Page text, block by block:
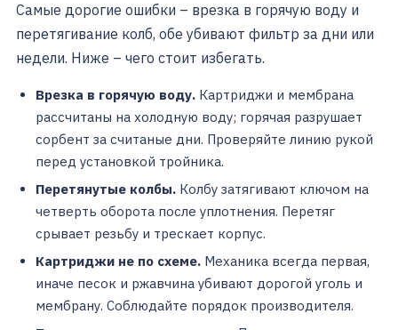
Самые дорогие ошибки – врезка в горячую воду и
перетягивание колб, обе убивают фильтр за дни или
недели. Ниже – чего стоит избегать.
Врезка в горячую воду. Картриджи и мембрана
рассчитаны на холодную воду; горячая разрушает
сорбент за считаные дни. Проверяйте линию рукой
перед установкой тройника.
Перетянутые колбы. Колбу затягивают ключом на
четверть оборота после уплотнения. Перетяг
срывает резьбу и трескает корпус.
Картриджи не по схеме. Механика всегда первая,
иначе песок и ржавчина убивают дорогой уголь и
мембрану. Соблюдайте порядок производителя.